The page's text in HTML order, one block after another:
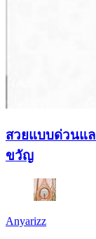
สวยแบบด่วนแ
ขวัญ
Anyarizz